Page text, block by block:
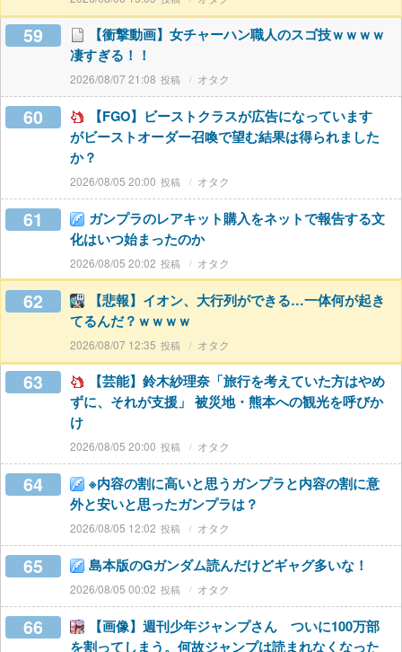
59
【衝撃動画】女チャーハン職人のスゴ技ｗｗｗｗ
凄すぎる！！
2026/08/07 21:08 オタク
60
【FGO】ビーストクラスが広告になっています
がビーストオーダー召喚で望む結果は得られました
か？
2026/08/05 20:00 オタク
61
ガンプラのレアキット購入をネットで報告する文
化はいつ始まったのか
2026/08/05 20:02 オタク
62
【悲報】イオン、大行列ができる…一体何が起き
てるんだ？ｗｗｗｗ
2026/08/07 12:35 オタク
63
【芸能】鈴木紗理奈「旅行を考えていた方はやめ
ずに、それが支援」 被災地・熊本への観光を呼びか
け
2026/08/05 20:00 オタク
64
※内容の割に高いと思うガンプラと内容の割に意
外と安いと思ったガンプラは？
2026/08/05 12:02 オタク
65 島本版のGガンダム読んだけどギャグ多いな！
2026/08/05 00:02 オタク
66
【画像】週刊少年ジャンプさん ついに100万部
を割ってしまう。何故ジャンプは読まれなくなった